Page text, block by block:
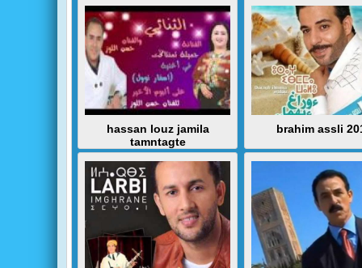
hassan louz jamila
tamntagte
brahim assli